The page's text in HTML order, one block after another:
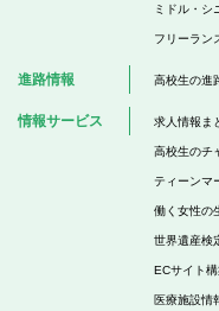
ミドル・シ
フリーラン
進路情報 高校生の進
情報サービス 求人情報ま
高校生のチ
ティーンマ
働く女性の
世界遺産検
ECサイト
医療施設情